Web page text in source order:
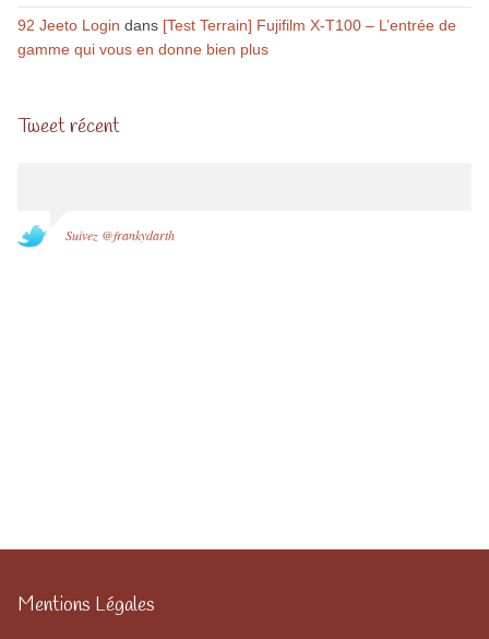
92 Jeeto Login dans [Test Terrain] Fujifilm X-T100 – L’entrée de
gamme qui vous en donne bien plus
Tweet récent
Suivez @frankydarth
Mentions Légales